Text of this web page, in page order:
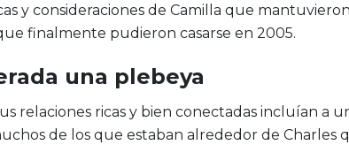
y consideraciones de Camilla que
finalmente pudieron casarse en 2005.
una plebeya
relaciones ricas y bien conectadas incluían a
de los que estaban alrededor de Charles